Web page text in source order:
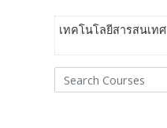
เทคโนโลยีสารสนเทศ
Search Courses